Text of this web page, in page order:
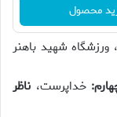
محصول
* مس کرمان – سپاهان اصفهان، ساعت ۱۴:۱۵، ورزشگاه شهید باهنر
خداپرست، ناظر